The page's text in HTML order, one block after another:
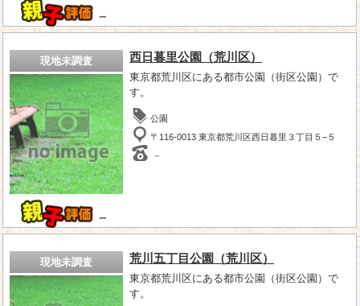
－
現地未調査
－
西日暮里公園（荒川区）
東京都荒川区にある都市公園（街区公園）で
す。
公園
〒116-0013 東京都荒川区西日暮里３丁目５−５
－
現地未調査 荒川五丁目公園（荒川区）
東京都荒川区にある都市公園（街区公園）で
す。